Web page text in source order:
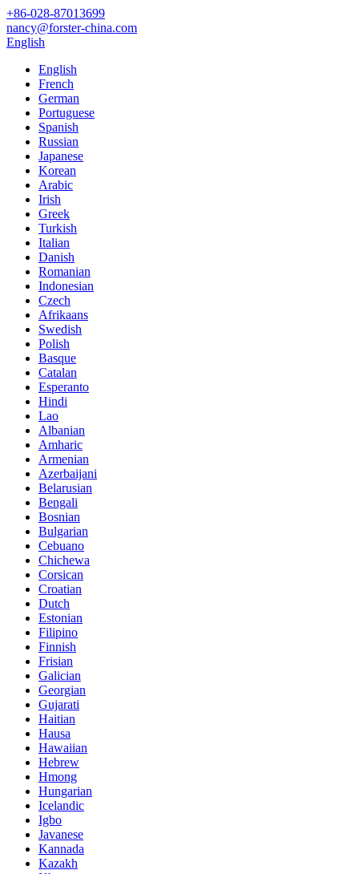
‎+86-028-87013699‎
nancy@forster-china.com
English
English
French
German
Portuguese
Spanish
Russian
Japanese
Korean
Arabic
Irish
Greek
Turkish
Italian
Danish
Romanian
Indonesian
Czech
Afrikaans
Swedish
Polish
Basque
Catalan
Esperanto
Hindi
Lao
Albanian
Amharic
Armenian
Azerbaijani
Belarusian
Bengali
Bosnian
Bulgarian
Cebuano
Chichewa
Corsican
Croatian
Dutch
Estonian
Filipino
Finnish
Frisian
Galician
Georgian
Gujarati
Haitian
Hausa
Hawaiian
Hebrew
Hmong
Hungarian
Icelandic
Igbo
Javanese
Kannada
Kazakh